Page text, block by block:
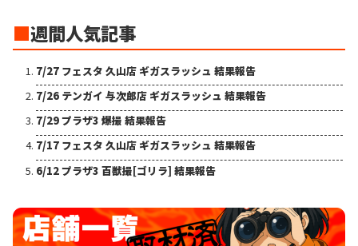
■週間人気記事
7/27 フェスタ 久山店 ギガスラッシュ 結果報告
7/26 テンガイ 与次郎店 ギガスラッシュ 結果報告
7/29 プラザ3 爆撮 結果報告
7/17 フェスタ 久山店 ギガスラッシュ 結果報告
6/12 プラザ3 百獣撮[ゴリラ] 結果報告